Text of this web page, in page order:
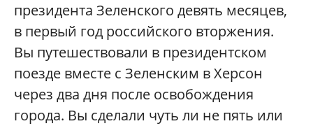
президента Зеленского девять месяцев,
в первый год российского вторжения.
Вы путешествовали в президентском
поезде вместе с Зеленским в Херсон
через два дня после освобождения
города. Вы сделали чуть ли не пять или